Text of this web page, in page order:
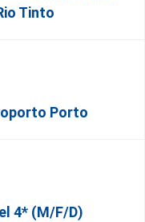
Tinto
Porto
4* (m/f/d)